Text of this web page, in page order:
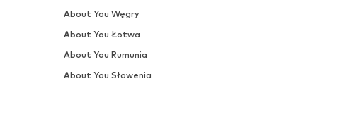
About You Węgry
About You Łotwa
About You Rumunia
About You Słowenia